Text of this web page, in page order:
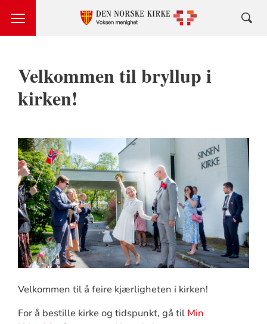
Velkommen til bryllup i
kirken!
Velkommen til å feire kjærligheten i kirken!
For å bestille kirke og tidspunkt, gå til Min